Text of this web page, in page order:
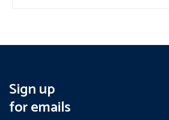
Sign up
for emails